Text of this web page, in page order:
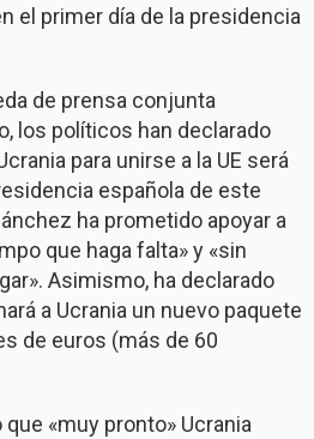
el primer día de la presidencia
de prensa conjunta
los políticos han declarado
para unirse a la UE será
española de este
ha prometido apoyar a
que haga falta» y «sin
Asimismo, ha declarado
a Ucrania un nuevo paquete
de euros (más de 60
«muy pronto» Ucrania